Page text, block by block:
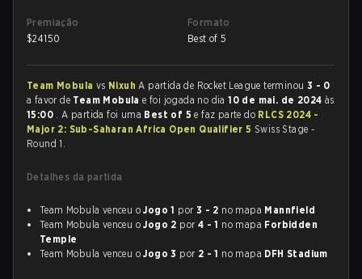
Premiação
$24150
Formato
Best of 5
Team Mobula vs NixuhA partida de Rocket League terminou 3 - 0
a favor de Team Mobulae foi jogada no dia10 de mai. de 2024 às
15:00 . A partida foi uma Best of 5e faz parte do RLCS 2024 -
Major 2: Sub-Saharan Africa Open Qualifier 5 Swiss Stage -
Round 1.
Detalhes da partida
Team Mobula venceu oJogo 1 por 3 - 2 no mapa Mannfield
Team Mobula venceu oJogo 2 por 4 - 1 no mapa Forbidden
Temple
Team Mobula venceu oJogo 3 por 2 - 1 no mapa DFH Stadium